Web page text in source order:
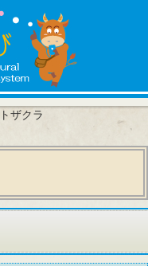
ザクラ